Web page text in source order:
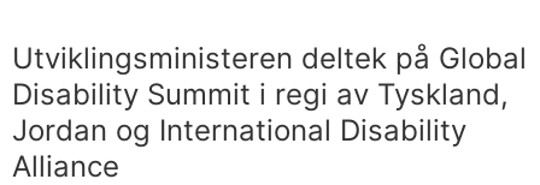
Utviklingsministeren deltek på Global
Disability Summit i regi av Tyskland,
Jordan og International Disability
Alliance